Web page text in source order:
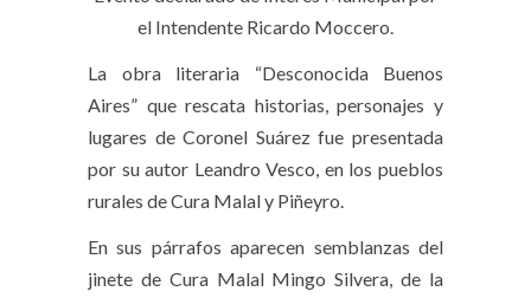
el Intendente Ricardo Moccero.
La obra literaria “Desconocida Buenos
Aires” que rescata historias, personajes y
lugares de Coronel Suárez fue presentada
por su autor Leandro Vesco, en los pueblos
rurales de Cura Malal y Piñeyro.
En sus párrafos aparecen semblanzas del
jinete de Cura Malal Mingo Silvera, de la